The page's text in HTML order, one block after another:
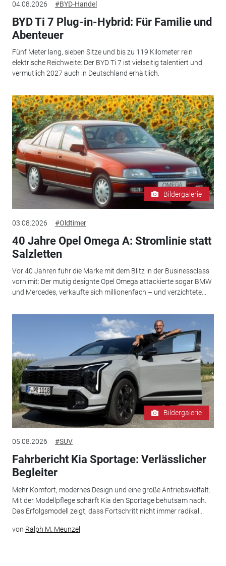
04.08.2026 #BYD-Handel
BYD Ti 7 Plug-in-Hybrid: Für Familie und
Abenteuer
Fünf Meter lang, sieben Sitze und bis zu 119 Kilometer rein
elektrische Reichweite: Der BYD Ti 7 ist vielseitig talentiert und
vermutlich 2027 auch in Deutschland erhältlich.
Bildergalerie
03.08.2026 #Oldtimer
40 Jahre Opel Omega A: Stromlinie statt
Salzletten
Vor 40 Jahren fuhr die Marke mit dem Blitz in der Businessclass
vorn mit: Der mutig designte Opel Omega attackierte sogar BMW
und Mercedes, verkaufte sich millionenfach – und verzichtete...
Bildergalerie
05.08.2026 #SUV
Fahrbericht Kia Sportage: Verlässlicher
Begleiter
Mehr Komfort, modernes Design und eine große Antriebsvielfalt:
Mit der Modellpflege schärft Kia den Sportage behutsam nach.
Das Erfolgsmodell zeigt, dass Fortschritt nicht immer radikal...
von Ralph M. Meunzel